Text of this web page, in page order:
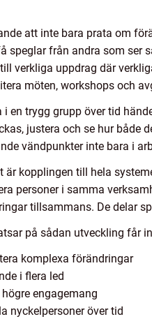
att inte bara prata om
speglar från andra som ser
verkliga uppdrag där
möten, workshops och
i en trygg grupp över tid
justera och se hur både
vändpunkter inte bara i
är kopplingen till hela
personer i samma
tillsammans. De delar
på sådan utveckling får
komplexa förändringar
i flera led
engagemang
nyckelpersoner över tid